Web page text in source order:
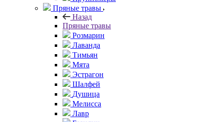
Пряные травы
Назад
Пряные травы
Розмарин
Лаванда
Тимьян
Мята
Эстрагон
Шалфей
Душица
Мелисса
Лавр